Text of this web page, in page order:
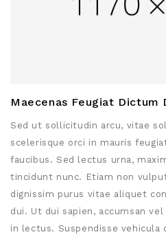
Maecenas Feugiat Dictum
Sed ut sollicitudin arcu, vitae
scelerisque orci in mauris
faucibus. Sed lectus urna,
tincidunt nunc. Etiam non
dignissim purus vitae aliquet
dui. Ut dui sapien, accumsan
in lectus. Suspendisse